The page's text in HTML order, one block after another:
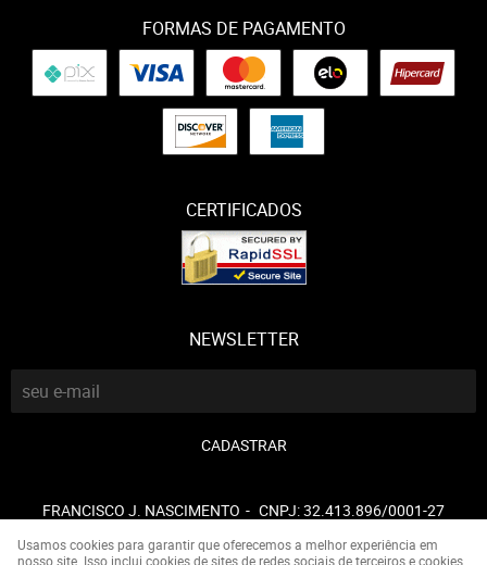
FORMAS DE PAGAMENTO
CERTIFICADOS
NEWSLETTER
CADASTRAR
FRANCISCO J. NASCIMENTO CNPJ: 32.413.896/0001-27
Usamos cookies para garantir que oferecemos a melhor experiência em
nosso site. Isso inclui cookies de sites de redes sociais de terceiros e cookies